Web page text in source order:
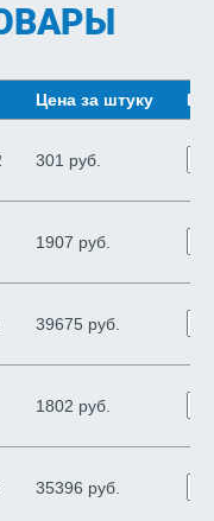
Цена за штуку
301 руб.
1907 руб.
39675 руб.
1802 руб.
35396 руб.